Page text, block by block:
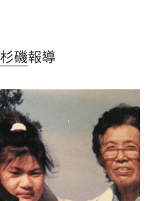
磯報導